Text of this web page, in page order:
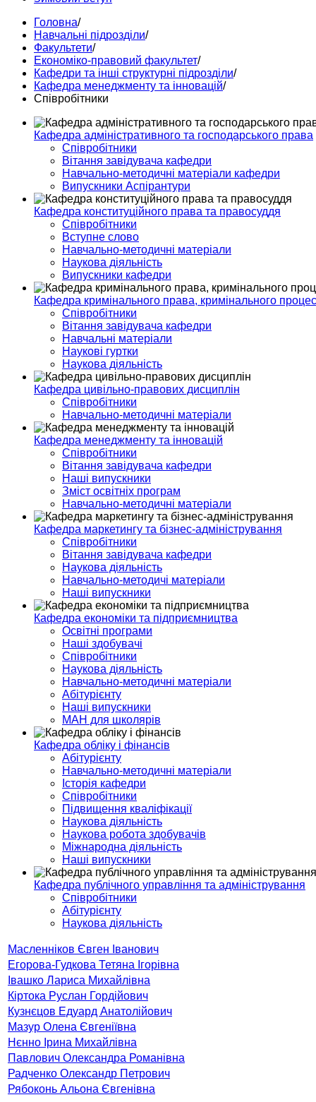
Головна/
Навчальні підрозділи/
Факультети/
Економіко-правовий факультет/
Кафедри та інші структурні підрозділи/
Кафедра менеджменту та інновацій/
Співробітники
Кафедра адміністративного та господарського права
Співробітники
Вітання завідувача кафедри
Навчально-методичні матеріали кафедри
Випускники Аспірантури
Кафедра конституційного права та правосуддя
Співробітники
Вступне слово
Навчально-методичні матеріали
Наукова діяльність
Випускники кафедри
Кафедра кримінального права, кримінального
Співробітники
Вітання завідувача кафедри
Навчальні матеріали
Наукові гуртки
Наукова діяльність
Кафедра цивільно-правових дисциплін
Співробітники
Навчально-методичні матеріали
Кафедра менеджменту та інновацій
Співробітники
Вітання завідувача кафедри
Наші випускники
Зміст освітніх програм
Навчально-методичні матеріали
Кафедра маркетингу та бізнес-адміністрування
Співробітники
Вітання завідувача кафедри
Наукова діяльність
Навчально-методичі матеріали
Наші випускники
Кафедра економіки та підприємництва
Освітні програми
Наші здобувачі
Співробітники
Наукова діяльність
Навчально-методичні матеріали
Абітурієнту
Наші випускники
МАН для школярів
Кафедра обліку і фінансів
Абітурієнту
Навчально-методичні матеріали
Історія кафедри
Співробітники
Підвищення кваліфікації
Наукова діяльність
Наукова робота здобувачів
Міжнародна діяльність
Наші випускники
Кафедра публічного управління та адміністрування
Співробітники
Абітурієнту
Наукова діяльність
Масленніков Євген Іванович
Егорова-Гудкова Тетяна Ігорівна
Івашко Лариса Михайлівна
Кіртока Руслан Гордійович
Кузнєцов Едуард Анатолійович
Мазур Олена Євгеніївна
Нєнно Ірина Михайлівна
Павлович Олександра Романівна
Радченко Олександр Петрович
Рябоконь Альона Євгенівна